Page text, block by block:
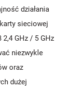
działania
sieciowej
GHz / 5 GHz
niezwykle
oraz
dużej